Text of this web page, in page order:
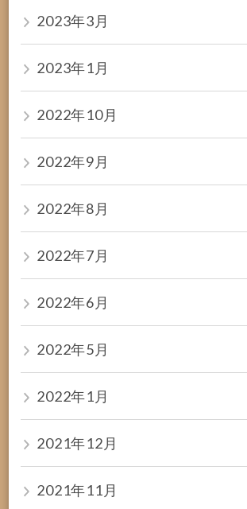
2023年3月
2023年1月
2022年10月
2022年9月
2022年8月
2022年7月
2022年6月
2022年5月
2022年1月
2021年12月
2021年11月